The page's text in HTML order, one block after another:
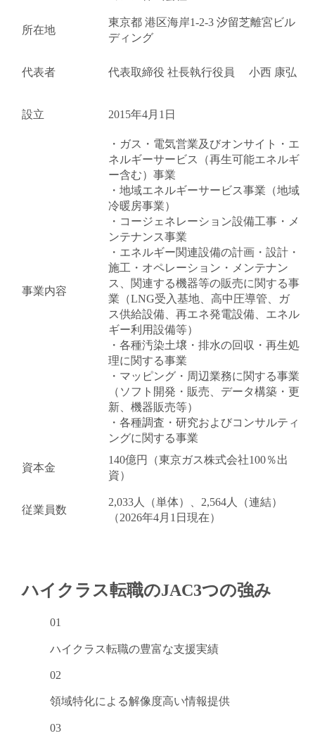
ログアウト
所在地
東京都 港区海岸1-2-3 汐留芝離宮ビル
ディング
代表者 代表取締役 社長執行役員 小西 康弘
設立 2015年4月1日
事業内容
・ガス・電気営業及びオンサイト・エ
ネルギーサービス（再生可能エネルギ
ー含む）事業
・地域エネルギーサービス事業（地域
冷暖房事業）
・コージェネレーション設備工事・メ
ンテナンス事業
・エネルギー関連設備の計画・設計・
施工・オペレーション・メンテナン
ス、関連する機器等の販売に関する事
業（LNG受入基地、高中圧導管、ガ
ス供給設備、再エネ発電設備、エネル
ギー利用設備等）
・各種汚染土壌・排水の回収・再生処
理に関する事業
・マッピング・周辺業務に関する事業
（ソフト開発・販売、データ構築・更
新、機器販売等）
・各種調査・研究およびコンサルティ
ングに関する事業
資本金
140億円（東京ガス株式会社100％出
資）
従業員数
2,033人（単体）、2,564人（連結）
（2026年4月1日現在）
ハイクラス転職のJAC3つの強み
01
ハイクラス転職の豊富な支援実績
02
領域特化による解像度高い情報提供
03